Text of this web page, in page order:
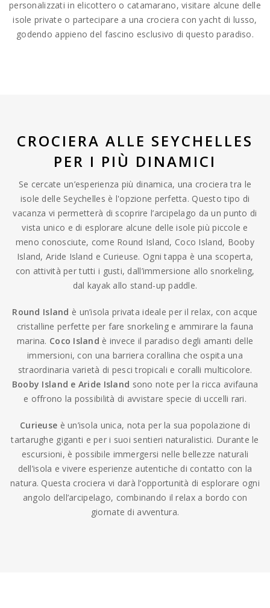
personalizzati in elicottero o catamarano, visitare alcune delle
isole private o partecipare a una crociera con yacht di lusso,
godendo appieno del fascino esclusivo di questo paradiso.
CROCIERA ALLE SEYCHELLES
PER I PIÙ DINAMICI
Se cercate un’esperienza più dinamica, una crociera tra le
isole delle Seychelles è l'opzione perfetta. Questo tipo di
vacanza vi permetterà di scoprire l’arcipelago da un punto di
vista unico e di esplorare alcune delle isole più piccole e
meno conosciute, come Round Island, Coco Island, Booby
Island, Aride Island e Curieuse. Ogni tappa è una scoperta,
con attività per tutti i gusti, dall’immersione allo snorkeling,
dal kayak allo stand-up paddle.
Round Island è un’isola privata ideale per il relax, con acque
cristalline perfette per fare snorkeling e ammirare la fauna
marina. Coco Island è invece il paradiso degli amanti delle
immersioni, con una barriera corallina che ospita una
straordinaria varietà di pesci tropicali e coralli multicolore.
Booby Island e Aride Island sono note per la ricca avifauna
e offrono la possibilità di avvistare specie di uccelli rari.
Curieuse è un’isola unica, nota per la sua popolazione di
tartarughe giganti e per i suoi sentieri naturalistici. Durante le
escursioni, è possibile immergersi nelle bellezze naturali
dell’isola e vivere esperienze autentiche di contatto con la
natura. Questa crociera vi darà l’opportunità di esplorare ogni
angolo dell’arcipelago, combinando il relax a bordo con
giornate di avventura.